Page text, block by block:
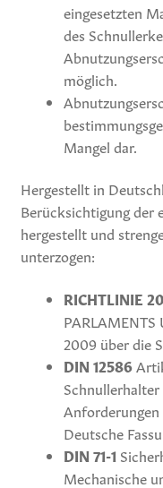
eingesetzten
des
möglich.
Mangel dar.
Hergestellt in
Berücksichtigung der
hergestellt und
unterzogen:
RICHTLINIE
PARLAMENTS
2009 über die
DIN 12586
Deutsche
DIN 71-1
Mechanische